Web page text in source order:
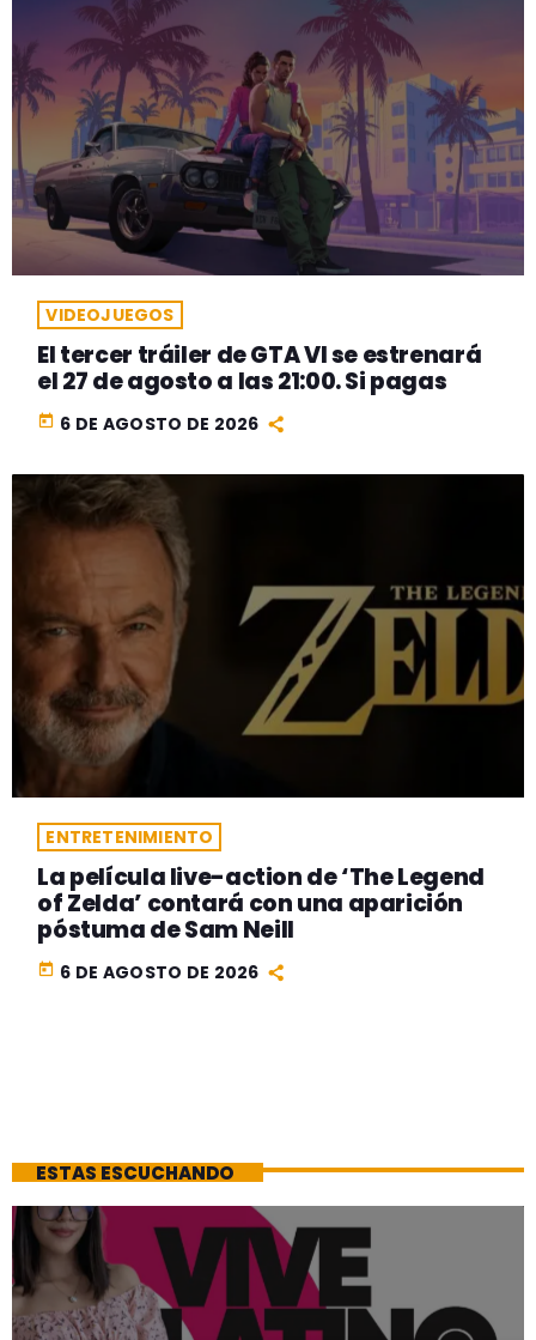
VIDEOJUEGOS
El tercer tráiler de GTA VI se estrenará
el 27 de agosto a las 21:00. Si pagas
today 6 DE AGOSTO DE 2026
ENTRETENIMIENTO
La película live-action de ‘The Legend
of Zelda’ contará con una aparición
póstuma de Sam Neill
today 6 DE AGOSTO DE 2026
ESTAS ESCUCHANDO